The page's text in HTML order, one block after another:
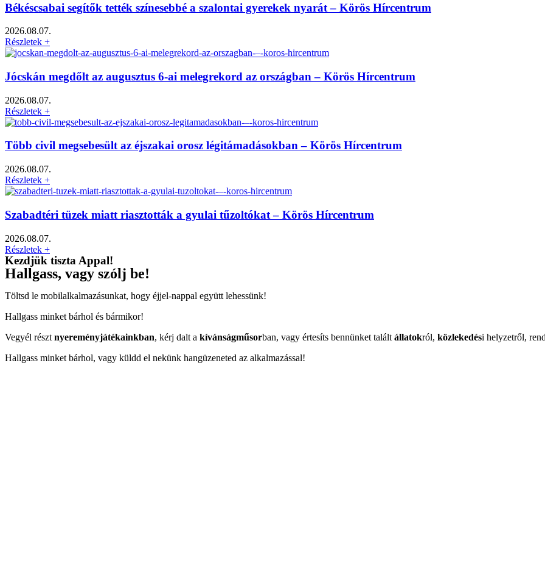
Békéscsabai segítők tették színesebbé a szalontai gyerekek nyarát – Körös Hírcentrum
2026.08.07.
Részletek +
Jócskán megdőlt az augusztus 6-ai melegrekord az országban – Körös Hírcentrum
2026.08.07.
Részletek +
Több civil megsebesült az éjszakai orosz légitámadásokban – Körös Hírcentrum
2026.08.07.
Részletek +
Szabadtéri tüzek miatt riasztották a gyulai tűzoltókat – Körös Hírcentrum
2026.08.07.
Részletek +
Kezdjük tiszta Appal!
Hallgass, vagy szólj be!
Töltsd le mobilalkalmazásunkat, hogy éjjel-nappal együtt lehessünk!
Hallgass minket bárhol és bármikor!
Vegyél részt nyereményjátékainkban, kérj dalt a kívánságműsorban, vagy értesíts bennünket talált állatokról, közlekedési helyzetről,
Hallgass minket bárhol, vagy küldd el nekünk hangüzeneted az alkalmazással!